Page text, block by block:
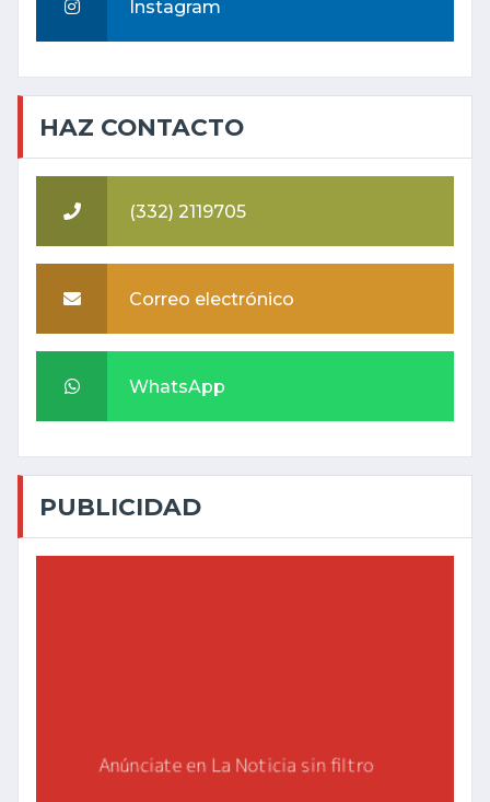
Instagram
HAZ CONTACTO
(332) 2119705
Correo electrónico
WhatsApp
PUBLICIDAD